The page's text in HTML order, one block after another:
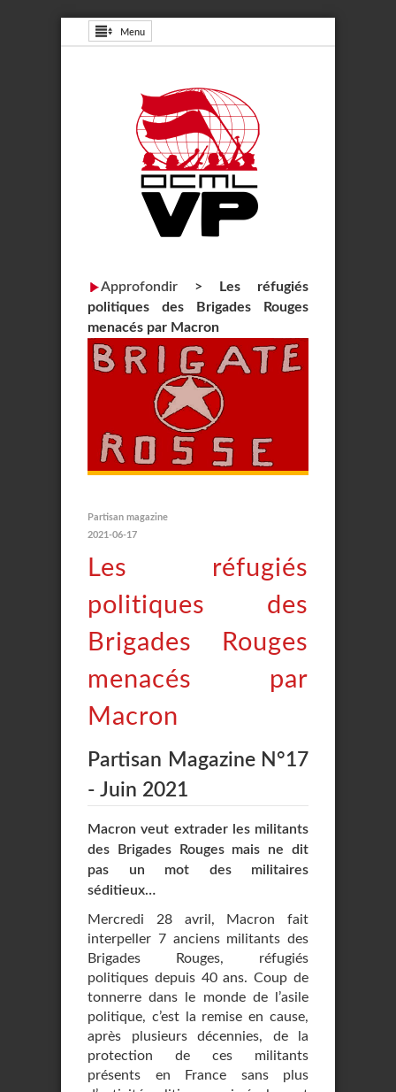
Menu
Approfondir >
Les réfugiés
politiques des Brigades Rouges
menacés par Macron
Partisan magazine
2021-06-17
Les réfugiés
politiques des
Brigades Rouges
menacés par
Macron
Partisan Magazine N°17
- Juin 2021
Macron veut extrader les militants
des Brigades Rouges mais ne dit
pas un mot des militaires
séditieux…
Mercredi 28 avril, Macron fait
interpeller 7 anciens militants des
Brigades Rouges, réfugiés
politiques depuis 40 ans. Coup de
tonnerre dans le monde de l’asile
politique, c’est la remise en cause,
après plusieurs décennies, de la
protection de ces militants
présents en France sans plus